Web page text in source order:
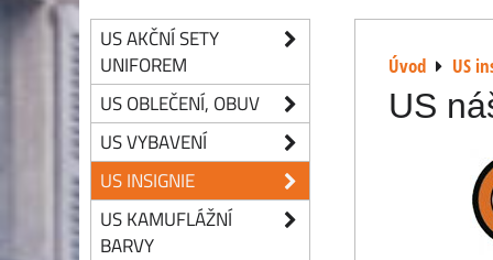
Úvod US
US
US AKČNÍ SETY
UNIFOREM
US OBLEČENÍ, OBUV
US VYBAVENÍ
US INSIGNIE
US KAMUFLÁŽNÍ
BARVY